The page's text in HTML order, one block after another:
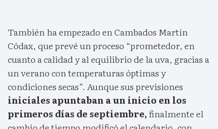
También ha empezado en Cambados Martín
Códax, que prevé un proceso “prometedor, en
cuanto a calidad y al equilibrio de la uva, gracias a
un verano con temperaturas óptimas y
condiciones secas”. Aunque sus previsiones
iniciales apuntaban a un inicio en los
primeros días de septiembre,finalmente el